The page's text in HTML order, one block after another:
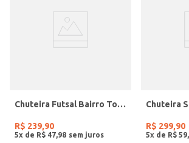
Chuteira Futsal Bairro Topper Masculina PRETO/BRANCO
R$ 239,90
5x de R$ 47 98
R$ 299,90
5x de R$ 59